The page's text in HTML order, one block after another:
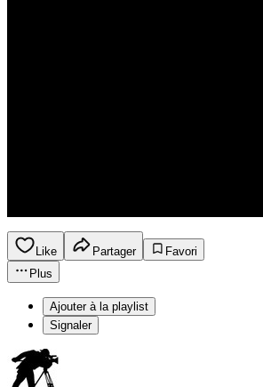
Like Partager
Favori
Plus
Ajouter à la playlist
Signaler